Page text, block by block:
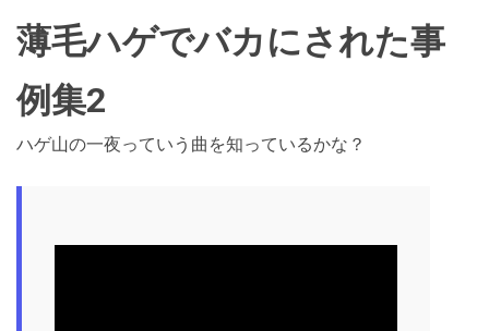
薄毛ハゲでバカにされた事
例集2
ハゲ山の一夜っていう曲を知っているかな？